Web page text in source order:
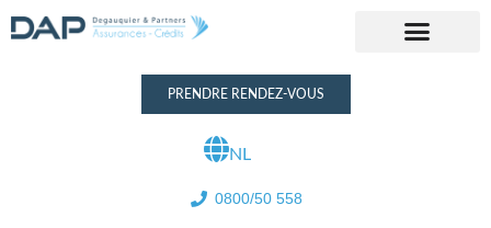
PRENDRE RENDEZ-VOUS
NL
0800/50 558